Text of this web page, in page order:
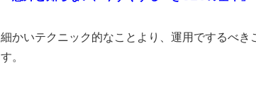
細かいテクニック的なことより、運用でするべき
す。